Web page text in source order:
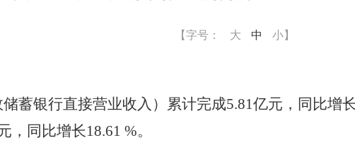
【字号： 大 中 小】
蓄银行直接营业收入）累计完成5.81亿元，同比增长
，同比增长18.61 %。